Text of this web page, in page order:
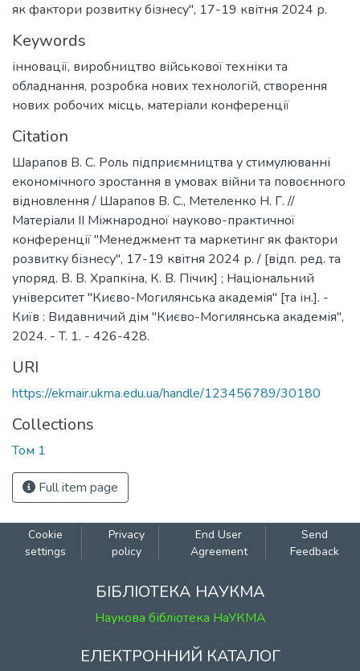
як фактори розвитку бізнесу", 17-19 квітня 2024 р.
Keywords
інновації, виробництво військової техніки та
обладнання, розробка нових технологій, створення
нових робочих місць, матеріали конференції
Citation
Шарапов В. С. Роль підприємництва у стимулюванні
економічного зростання в умовах війни та повоєнного
відновлення / Шарапов В. С., Метеленко Н. Г. //
Матеріали ІІ Міжнародної науково-практичної
конференції "Менеджмент та маркетинг як фактори
розвитку бізнесу", 17-19 квітня 2024 р. / [відп. ред. та
упоряд. В. В. Храпкіна, К. В. Пічик] ; Національний
університет "Києво-Могилянська академія" [та ін.]. -
Київ : Видавничий дім "Києво-Могилянська академія",
2024. - T. 1. - 426-428.
URI
https://ekmair.ukma.edu.ua/handle/123456789/30180
Collections
Том 1
Full item page
Cookie
settings
Privacy
policy
End User
Agreement
Send
Feedback
БІБЛІОТЕКА НАУКМА
Наукова бібліотека НаУКМА
ЕЛЕКТРОННИЙ КАТАЛОГ